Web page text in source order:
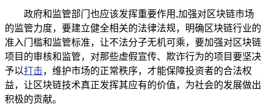
政府和监管部门也应该发挥重要作用,加强对区块链市场
的监管力度，要建立健全相关的法律法规，明确区块链行业的
准入门槛和监管标准，让不法分子无机可乘，要加强对区块链
项目的审核和监管，对那些虚假宣传、欺诈行为的项目要坚决
予以打击，维护市场的正常秩序，才能保障投资者的合法权
益，让区块链技术真正发挥其应有的价值，为社会的发展做出
积极的贡献。